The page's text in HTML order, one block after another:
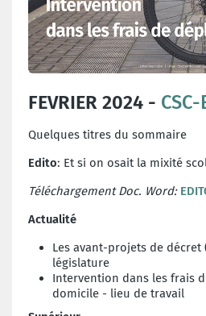
FEVRIER 2024 -
Quelques titres du sommaire
Edito: Et si on osait la mixité
Téléchargement Doc. Word:
Actualité
Les avant-projets de décret
législature
Intervention dans les frais
domicile - lieu de travail